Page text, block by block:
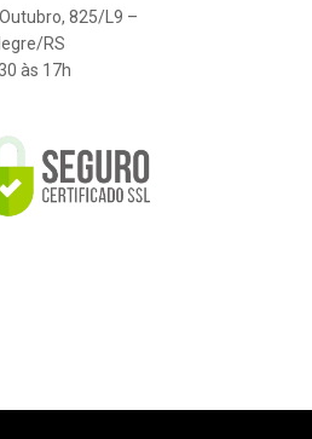
825/L9 –
RS
às 17h